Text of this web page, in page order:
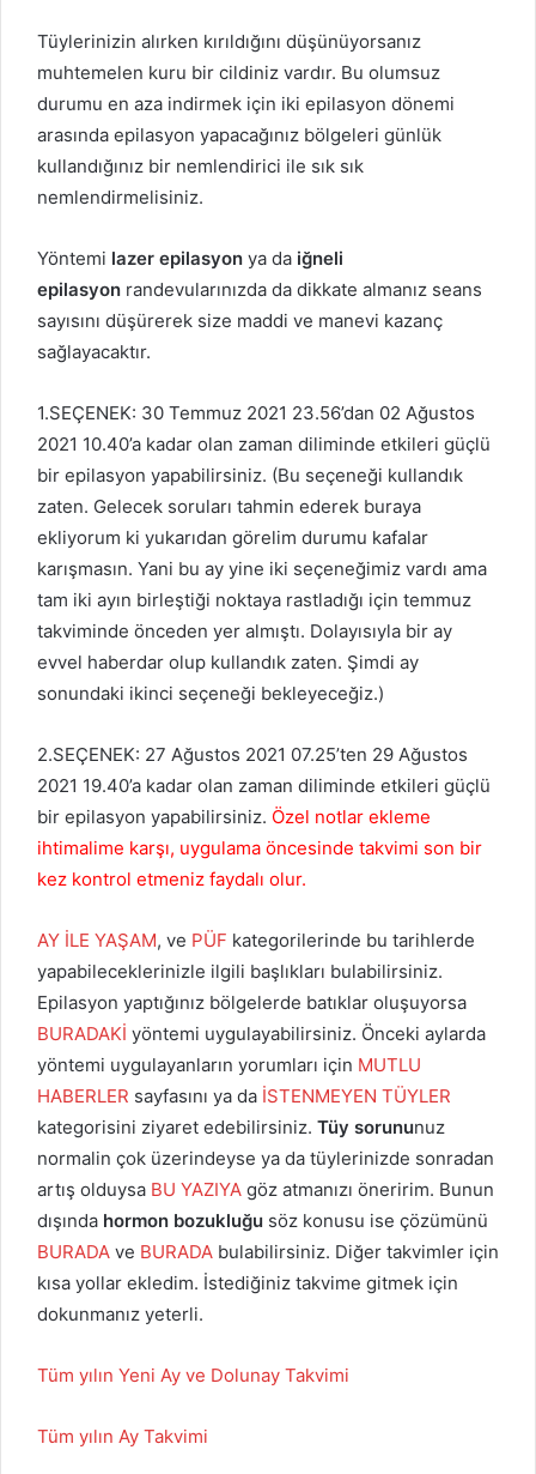
Tüylerinizin alırken kırıldığını düşünüyorsanız
muhtemelen kuru bir cildiniz vardır. Bu olumsuz
durumu en aza indirmek için iki epilasyon dönemi
arasında epilasyon yapacağınız bölgeleri günlük
kullandığınız bir nemlendirici ile sık sık
nemlendirmelisiniz.
Yöntemi lazer epilasyon ya da iğneli
epilasyon randevularınızda da dikkate almanız seans
sayısını düşürerek size maddi ve manevi kazanç
sağlayacaktır.
1.SEÇENEK: 30 Temmuz 2021 23.56’dan 02 Ağustos
2021 10.40’a kadar olan zaman diliminde etkileri güçlü
bir epilasyon yapabilirsiniz. (Bu seçeneği kullandık
zaten. Gelecek soruları tahmin ederek buraya
ekliyorum ki yukarıdan görelim durumu kafalar
karışmasın. Yani bu ay yine iki seçeneğimiz vardı ama
tam iki ayın birleştiği noktaya rastladığı için temmuz
takviminde önceden yer almıştı. Dolayısıyla bir ay
evvel haberdar olup kullandık zaten. Şimdi ay
sonundaki ikinci seçeneği bekleyeceğiz.)
2.SEÇENEK: 27 Ağustos 2021 07.25’ten 29 Ağustos
2021 19.40’a kadar olan zaman diliminde etkileri güçlü
bir epilasyon yapabilirsiniz. Özel notlar ekleme
ihtimalime karşı, uygulama öncesinde takvimi son bir
kez kontrol etmeniz faydalı olur.
AY İLE YAŞAM, ve PÜF kategorilerinde bu tarihlerde
yapabileceklerinizle ilgili başlıkları bulabilirsiniz.
Epilasyon yaptığınız bölgelerde batıklar oluşuyorsa
BURADAKİ yöntemi uygulayabilirsiniz. Önceki aylarda
yöntemi uygulayanların yorumları için MUTLU
HABERLER sayfasını ya da İSTENMEYEN TÜYLER
kategorisini ziyaret edebilirsiniz. Tüy sorununuz
normalin çok üzerindeyse ya da tüylerinizde sonradan
artış olduysa BU YAZIYA göz atmanızı öneririm. Bunun
dışında hormon bozukluğu söz konusu ise çözümünü
BURADA ve BURADA bulabilirsiniz. Diğer takvimler için
kısa yollar ekledim. İstediğiniz takvime gitmek için
dokunmanız yeterli.
Tüm yılın Yeni Ay ve Dolunay Takvimi
Tüm yılın Ay Takvimi